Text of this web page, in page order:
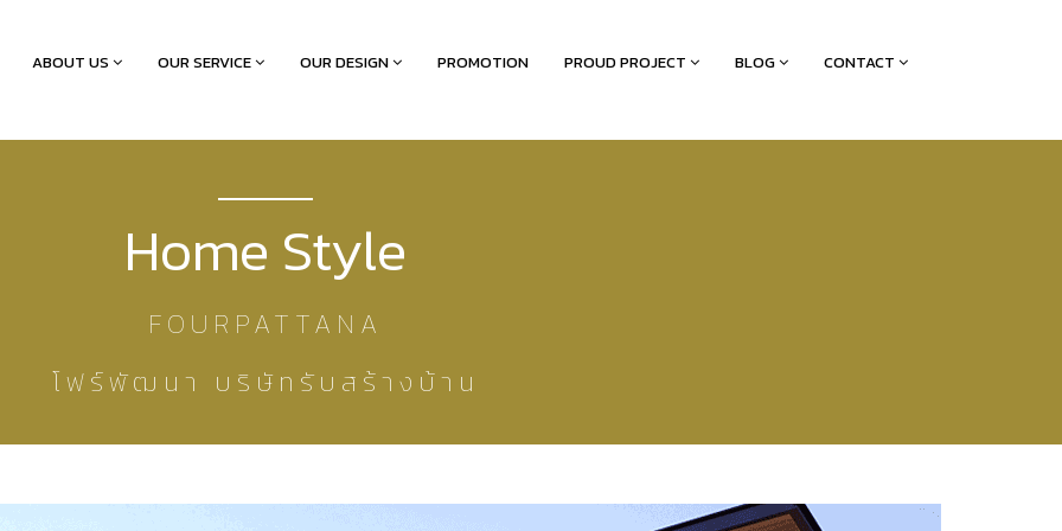
ABOUT US OUR SERVICE OUR DESIGN PROMOTION PROUD PROJECT BLOG CONTACT
Home Style
FOURPATTANA
โฟร์พัฒนา บริษัทรับสร้างบ้าน